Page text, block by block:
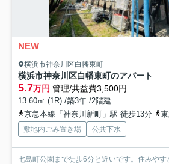
NEW
横浜市神奈川区白幡東町
横浜市神奈川区白幡東町のアパート
5.7万円 管理/共益費3,500円
13.60㎡ (1R) /築3年 /2階建
京急本線「神奈川新町」駅 徒歩13分
東
敷地内ごみ置き場 公共下水
七島町公園まで徒歩6分と近いです。住みや